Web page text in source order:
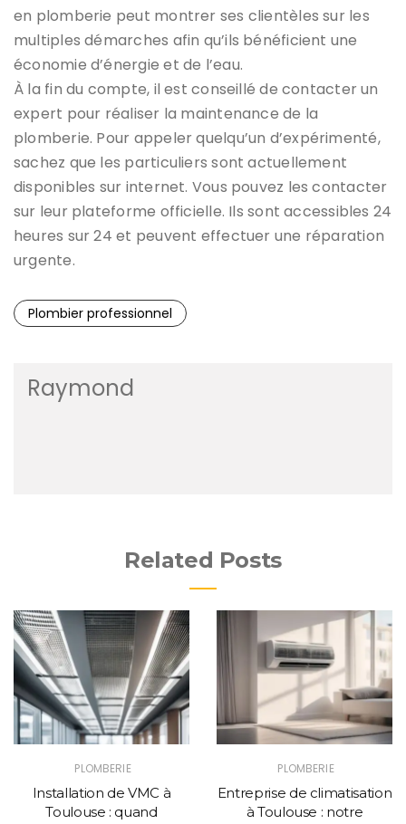
en plomberie peut montrer ses clientèles sur les
multiples démarches afin qu’ils bénéficient une
économie d’énergie et de l’eau.
À la fin du compte, il est conseillé de contacter un
expert pour réaliser la maintenance de la
plomberie. Pour appeler quelqu’un d’expérimenté,
sachez que les particuliers sont actuellement
disponibles sur internet. Vous pouvez les contacter
sur leur plateforme officielle. Ils sont accessibles 24
heures sur 24 et peuvent effectuer une réparation
urgente.
Plombier professionnel
Raymond
Related Posts
PLOMBERIE
Installation de VMC à
Toulouse : quand
PLOMBERIE
Entreprise de climatisation
à Toulouse : notre